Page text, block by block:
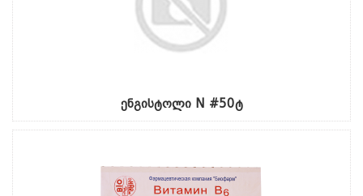
ენგისტოლი N #50ტ